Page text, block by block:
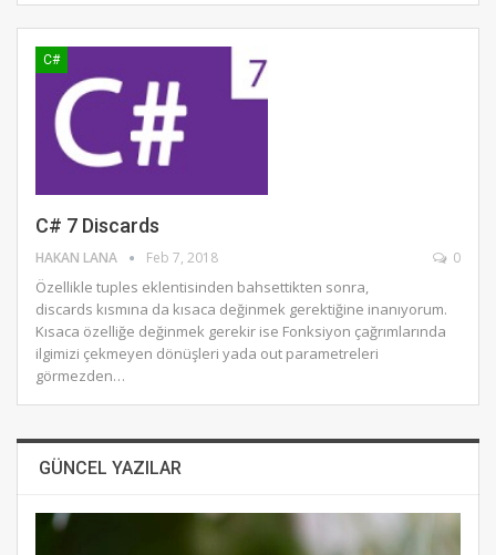
C#
C# 7 Discards
HAKAN LANA Feb 7, 2018 0
Özellikle tuples eklentisinden bahsettikten sonra,
discards kısmına da kısaca değinmek gerektiğine inanıyorum.
Kısaca özelliğe değinmek gerekir ise Fonksiyon çağrımlarında
ilgimizi çekmeyen dönüşleri yada out parametreleri
görmezden…
GÜNCEL YAZILAR